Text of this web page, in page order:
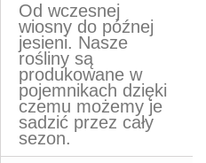
Od wczesnej
wiosny do późnej
jesieni. Nasze
rośliny są
produkowane w
pojemnikach dzięki
czemu możemy je
sadzić przez cały
sezon.